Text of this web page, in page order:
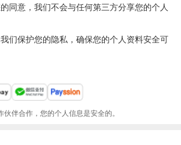
同意，我们不会与任何第三方分享您的个人
们保护您的隐私，确保您的个人资料安全可
伴合作，您的个人信息是安全的。